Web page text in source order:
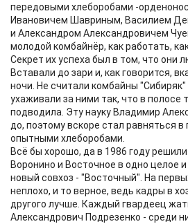
передовыми хлеборобами -
Ивановичем Шавриным, Василием
и Александром Александровичем
молодой комбайнёр, как работать,
Секрет их успеха был в том, что они
Вставали до зари и, как говорится,
ночи. Не считали комбайны
ухаживали за ними так, что в полосе
подводила. Эту науку Владимир
до, поэтому вскоре стал равняться в
опытными хлеборобами.
Всё бы хорошо, да в 1986 году
Воронино и Восточное в одно целое
новый совхоз - "Восточный". На
неплохо, и то верное, ведь кадры в
другого лучше. Каждый гвардеец
Александрович Подрезенко - среди